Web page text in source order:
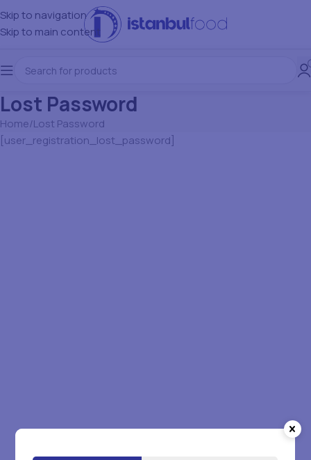
Skip to navigation
Skip to main content
Lost Password
Home Lost Password
[user_registration_lost_password]